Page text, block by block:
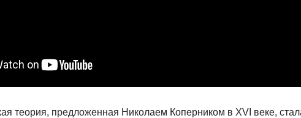
теория, предложенная Николаем Коперником в XVI веке,